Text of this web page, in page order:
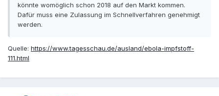
könnte womöglich schon 2018 auf den Markt kommen.
Dafür muss eine Zulassung im Schnellverfahren genehmigt
werden.
Quelle: https://www.tagesschau.de/ausland/ebola-impfstoff-
111.html